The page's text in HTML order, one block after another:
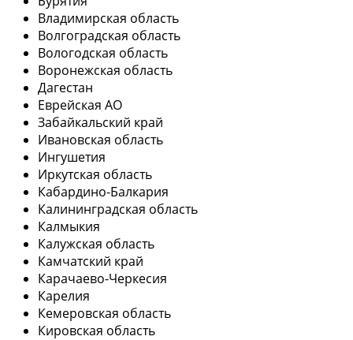
Владимирская область
Волгоградская область
Вологодская область
Воронежская область
Дагестан
Еврейская АО
Забайкальский край
Ивановская область
Ингушетия
Иркутская область
Кабардино-Балкария
Калининградская область
Калмыкия
Калужская область
Камчатский край
Карачаево-Черкесия
Карелия
Кемеровская область
Кировская область